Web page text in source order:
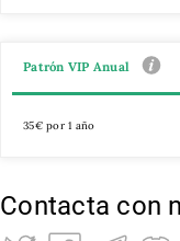
Patrón VIP Anual
35€ por 1 año
Contacta con